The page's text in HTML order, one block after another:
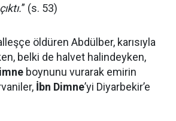
” (s. 53)
öldüren Abdülber, karısıyla
belki de halvet halindeyken,
boynunu vurarak emirin
İbn Dimne’yi Diyarbekir’e